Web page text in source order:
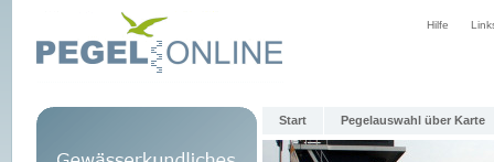
Hilfe
Start Pegelauswahl über Karte